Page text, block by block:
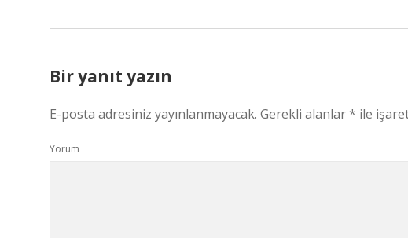
Bir yanıt yazın
E-posta adresiniz yayınlanmayacak. Gerekli alanlar* ile
Yorum